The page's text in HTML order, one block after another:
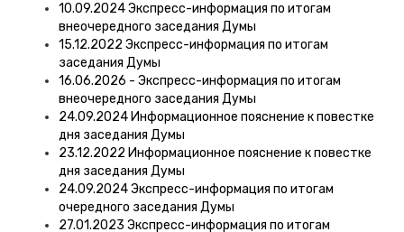
10.09.2024 Экспресс-информация по итогам
внеочередного заседания Думы
15.12.2022 Экспресс-информация по итогам
заседания Думы
16.06.2026 - Экспресс-информация по итогам
внеочередного заседания Думы
24.09.2024 Информационное пояснение к повестке
дня заседания Думы
23.12.2022 Информационное пояснение к повестке
дня заседания Думы
24.09.2024 Экспресс-информация по итогам
очередного заседания Думы
27.01.2023 Экспресс-информация по итогам